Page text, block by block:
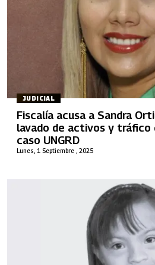
JUDICIAL
Lunes, 1 Septiembre , 2025
Fiscalía acusa a Sandra
lavado de activos y tráfico
caso UNGRD